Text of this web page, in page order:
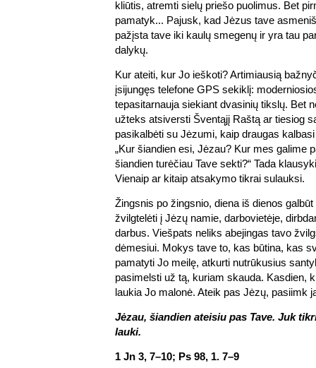
kliūtis, atremti sielų priešo puolimus. Bet
pamatyk... Pajusk, kad Jėzus tave
pažįsta tave iki kaulų smegenų ir yra tau
dalykų.
Kur ateiti, kur Jo ieškoti? Artimiausią
įsijungęs telefone GPS sekiklį:
tepasitarnauja siekiant dvasinių tikslų. Bet
užteks atsiversti Šventąjį Raštą ar tiesiog
pasikalbėti su Jėzumi, kaip draugas
„Kur šiandien esi, Jėzau? Kur mes galime
šiandien turėčiau Tave sekti?“ Tada
Vienaip ar kitaip atsakymo tikrai sulauksi.
Žingsnis po žingsnio, diena iš dienos
žvilgtelėti į Jėzų namie, darbovietėje,
darbus. Viešpats neliks abejingas tavo
dėmesiui. Mokys tave to, kas būtina, kas
pamatyti Jo meilę, atkurti nutrūkusius
pasimelsti už tą, kuriam skauda. Kasdien,
laukia Jo malonė. Ateik pas Jėzų, pasiimk
Jėzau, šiandien ateisiu pas Tave. Juk
lauki.
1 Jn 3, 7–10; Ps 98, 1. 7–9